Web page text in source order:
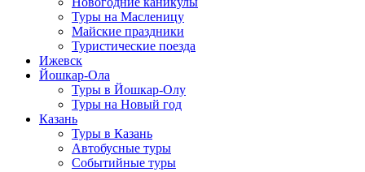
Туры на Масленицу
Майские праздники
Туристические поезда
Ижевск
Йошкар-Ола
Туры в Йошкар-Олу
Туры на Новый год
Казань
Туры в Казань
Автобусные туры
Событийные туры